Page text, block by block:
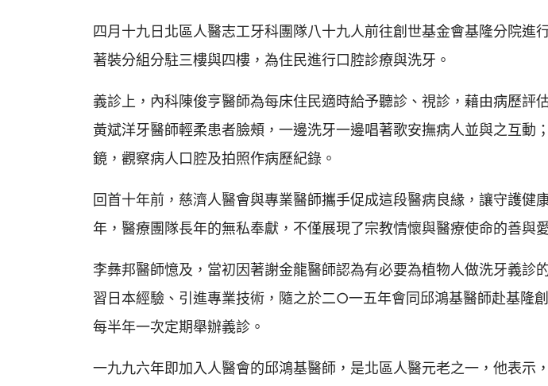
四月十九日北區人醫志工牙科團隊八十九人前往創世基金會基隆分院
著裝分組分駐三樓與四樓，為住民進行口腔診療與洗牙。
義診上，內科陳俊亨醫師為每床住民適時給予聽診、視診，藉由病歷評
黃斌洋牙醫師輕柔患者臉頰，一邊洗牙一邊唱著歌安撫病人並與之互
鏡，觀察病人口腔及拍照作病歷紀錄。
回首十年前，慈濟人醫會與專業醫師攜手促成這段醫病良緣，讓守護
年，醫療團隊長年的無私奉獻，不僅展現了宗教情懷與醫療使命的善與
李彝邦醫師憶及，當初因著謝金龍醫師認為有必要為植物人做洗牙義
習日本經驗、引進專業技術，隨之於二○一五年會同邱鴻基醫師赴基隆
每半年一次定期舉辦義診。
一九九六年即加入人醫會的邱鴻基醫師，是北區人醫元老之一，他表